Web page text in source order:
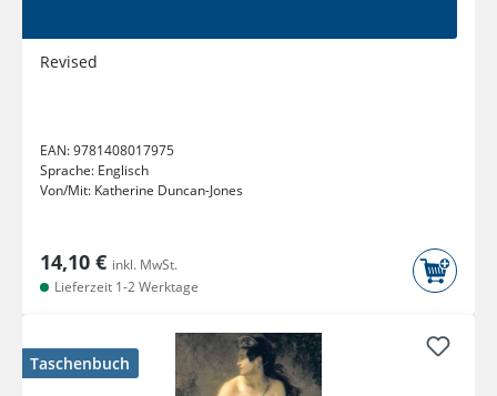
Revised
EAN:9781408017975
Sprache: Englisch
Von/Mit: Katherine Duncan-Jones
14,10 € inkl. MwSt.
Lieferzeit 1-2 Werktage
Taschenbuch